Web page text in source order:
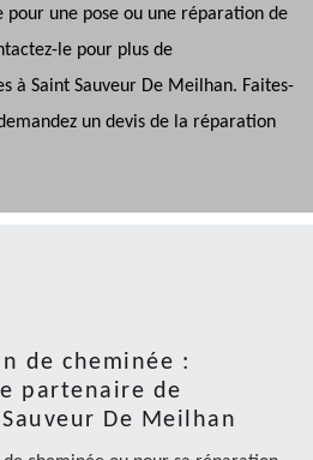
pour une pose ou une réparation de
le pour plus de
à Saint Sauveur De Meilhan. Faites-
un devis de la réparation
de cheminée :
partenaire de
De Meilhan